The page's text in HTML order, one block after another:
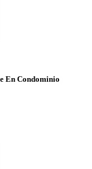
En Condominio